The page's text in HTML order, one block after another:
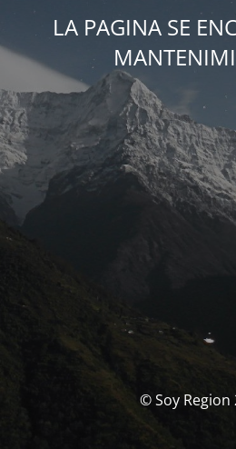
LA PAGINA SE
© Soy Region